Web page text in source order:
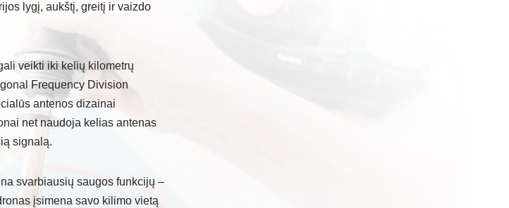
lygį, aukštį, greitį ir vaizdo
veikti iki kelių kilometrų
Frequency Division
antenos dizainai
net naudoja kelias antenas
signalą.
svarbiausių saugos funkcijų –
įsimena savo kilimo vietą